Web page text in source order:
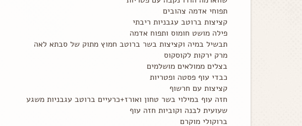
תפוחי אדמה צהובים
קציצות ברוטב עגבניות ריבתי
פילה מושט חומוס ותפוח אדמה
תבשיל במיה וקציצות בשר ברוטב חמוץ מתוק של סבתא לאה
מרק ירקות לקוסקוס
בצלים ממולאים מושלמים
כבדי עוף פסטה ופטריות
קציצות עם חרשוף
חזה עוף במילוי בשר טחון ואורז+כרעיים ברוטב עגבניות משגע
שעועית לבנה וקוביות חזה עוף
ברוקולי מוקרם